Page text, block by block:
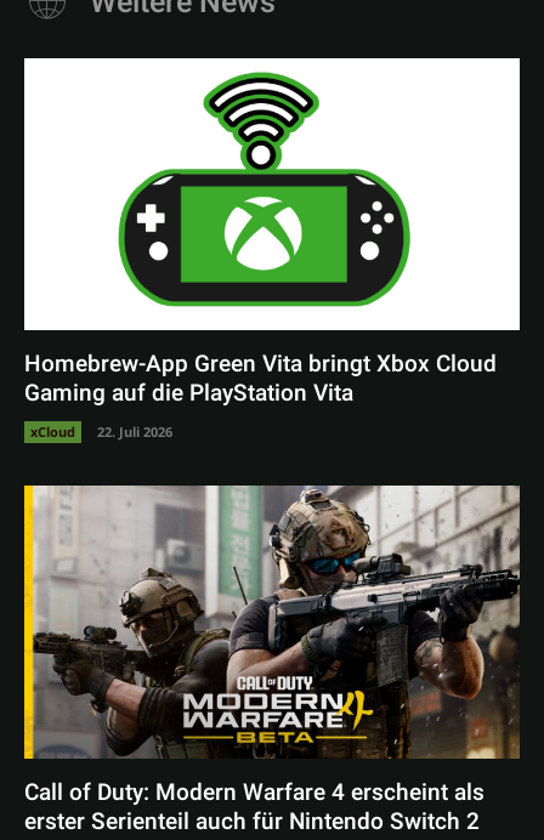
Homebrew-App Green Vita bringt Xbox Cloud
Gaming auf die PlayStation Vita
xCloud 22. Juli 2026
Call of Duty: Modern Warfare 4 erscheint als
erster Serienteil auch für Nintendo Switch 2